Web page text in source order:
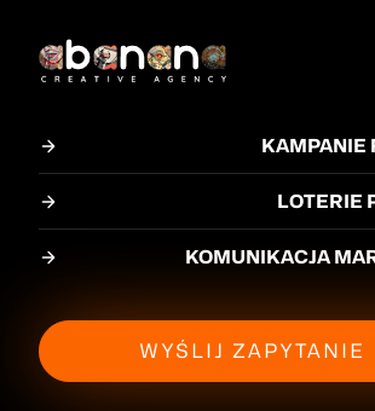
KAMPANIE
LOTERIE
KOMUNIKACJA
WYŚLIJ ZAPYTANIE